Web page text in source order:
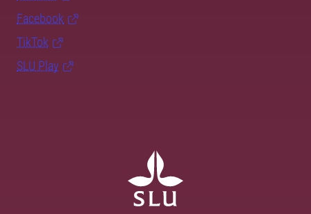
Facebook
TikTok
SLU Play